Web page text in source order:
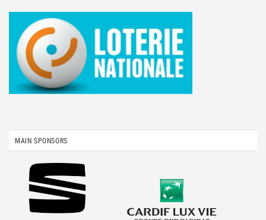
MAIN SPONSORS